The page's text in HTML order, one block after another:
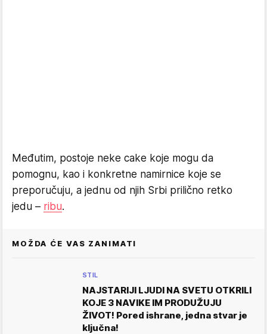
Međutim, postoje neke cake koje mogu da
pomognu, kao i konkretne namirnice koje se
preporučuju, a jednu od njih Srbi prilično retko
jedu – ribu.
MOŽDA ĆE VAS ZANIMATI
STIL
NAJSTARIJI LJUDI NA SVETU OTKRILI
KOJE 3 NAVIKE IM PRODUŽUJU
ŽIVOT! Pored ishrane, jedna stvar je
ključna!